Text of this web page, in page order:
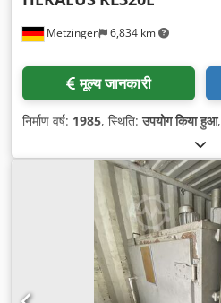
Metzingen 6,834 km
मूल्य जानकारी
निर्माण वर्ष: 1985, स्थिति:उपयोग किया हुआ,